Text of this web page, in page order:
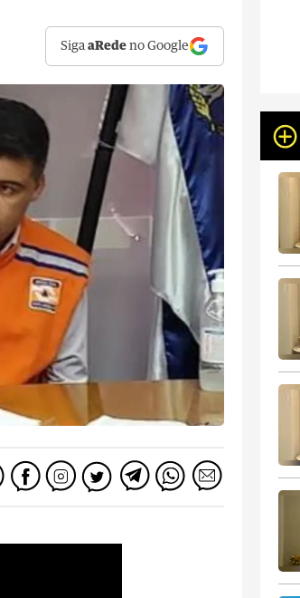
SigaaRede no Google